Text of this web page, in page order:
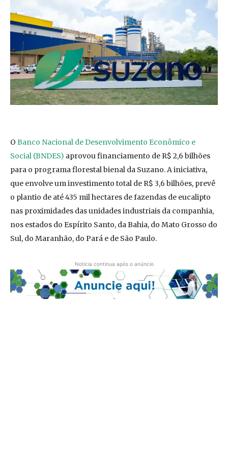
O Banco Nacional de Desenvolvimento Econômico e
Social (BNDES) aprovou financiamento de R$ 2,6 bilhões
para o programa florestal bienal da Suzano. A iniciativa,
que envolve um investimento total de R$ 3,6 bilhões, prevê
o plantio de até 435 mil hectares de fazendas de eucalipto
nas proximidades das unidades industriais da companhia,
nos estados do Espírito Santo, da Bahia, do Mato Grosso do
Sul, do Maranhão, do Pará e de São Paulo.
Notícia continua após o anúncio